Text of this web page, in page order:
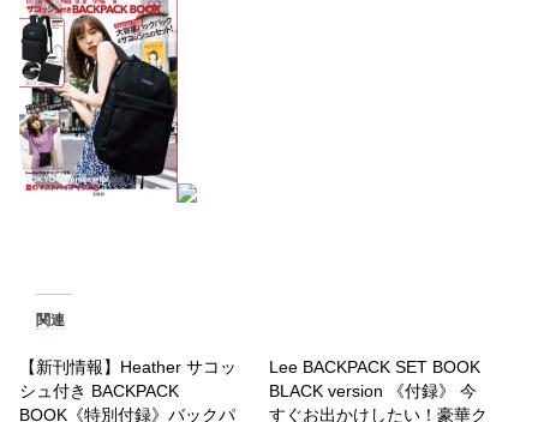
関連
【新刊情報】Heather サコッ
シュ付き BACKPACK
BOOK《特別付録》バックパ
Lee BACKPACK SET BOOK
BLACK version 《付録》 今
すぐお出かけしたい！豪華ク